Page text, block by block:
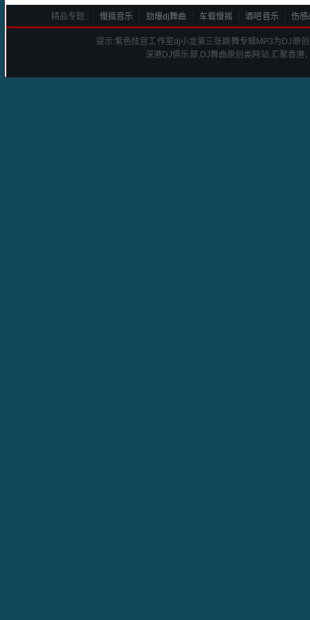
精品专题: ┆ 慢摇音乐 劲爆dj舞曲 车载慢摇 ┆酒吧音乐┆伤感
提示:紫色炫音工作室dj小龙第三张跳舞专辑MP3为DJ原
深港DJ俱乐部,DJ舞曲原创类网站,汇聚香港